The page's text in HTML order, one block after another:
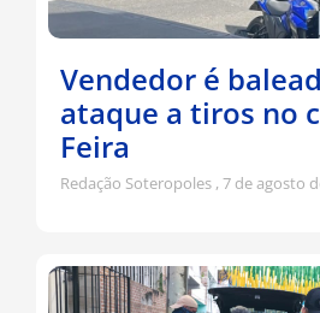
Vendedor é
ataque a tiros no
Feira
Redação Soteropoles 7 de agosto